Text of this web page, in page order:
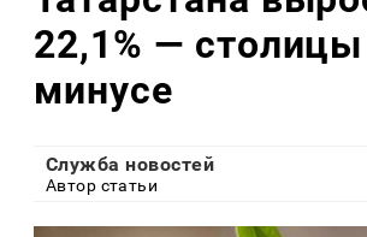
22,1% —
минусе
Служба новостей
Автор статьи